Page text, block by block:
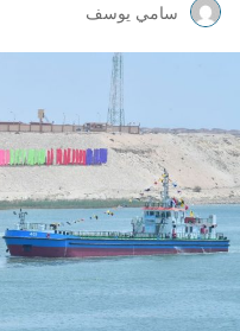
سامي يوسف